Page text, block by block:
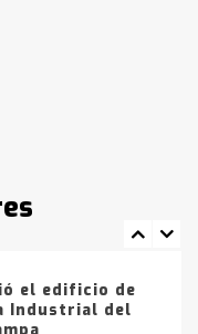
de Bahía
vendrá
en gran parte
drogas en la
el edificio de
Industrial del